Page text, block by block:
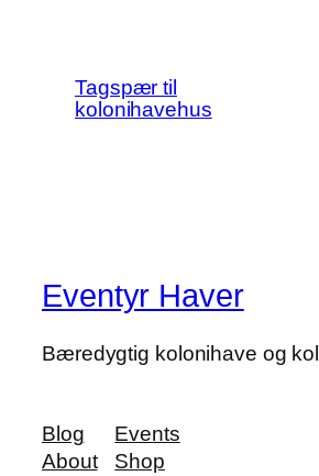
Tagspær til
kolonihavehus
Eventyr Haver
Bæredygtig kolonihave og
Blog
About
Events
Shop